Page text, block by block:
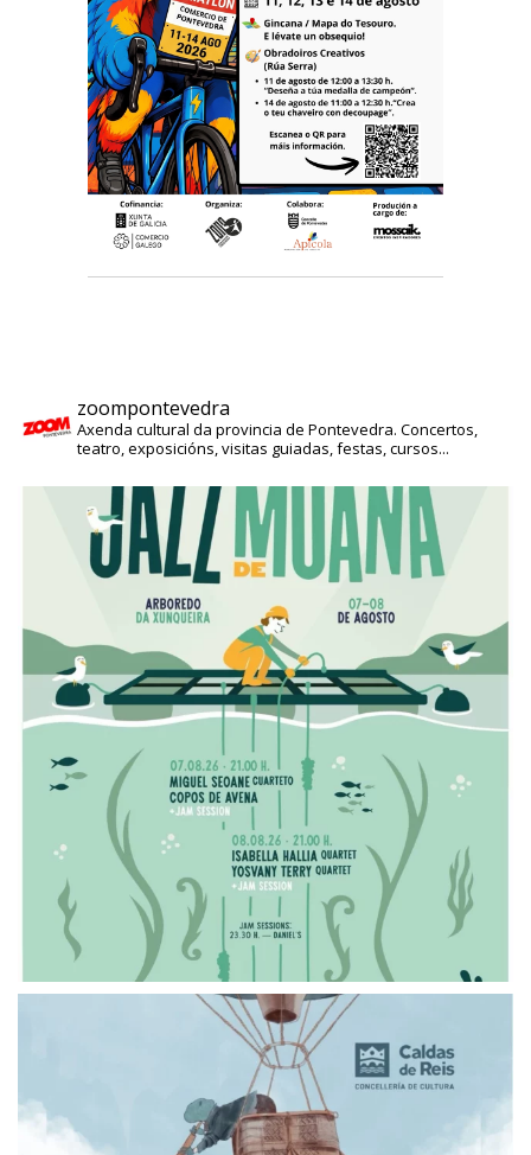
zoompontevedra
Axenda cultural da provincia de Pontevedra. Concertos,
teatro, exposicións, visitas guiadas, festas, cursos...